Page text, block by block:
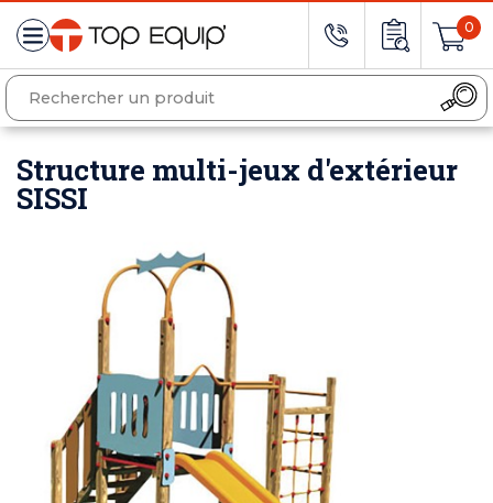
0
Structure multi-jeux d'extérieur
SISSI